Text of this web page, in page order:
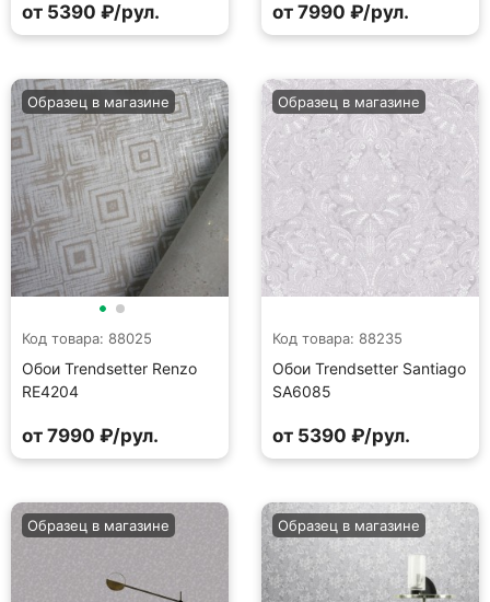
от 5390 ₽/рул. от 7990 ₽/рул.
Код товара: 88025
Обои Trendsetter Renzo
RE4204
Образец в магазине
от 7990 ₽/рул.
Код товара: 88235
Обои Trendsetter Santiago
SA6085
Образец в магазине
от 5390 ₽/рул.
Образец в магазине Образец в магазине